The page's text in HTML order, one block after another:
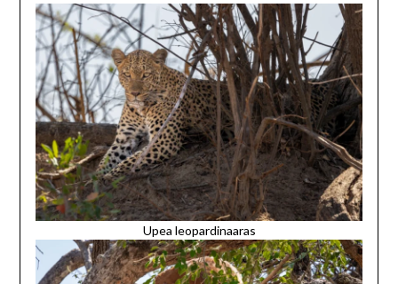
Upea leopardinaaras